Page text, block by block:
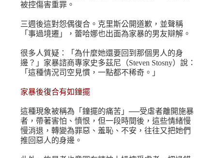
被控傷害重罪。
三週後這對怨偶復合。克里斯公開道歉，並聲稱
「事過境遷」，蕾哈娜也出面為家暴的男友辯解。
很多人質疑：「為什麼她還要回到那個男人的身
邊？」家暴諮商專家史多茲尼（Steven Stosny）說：
「這種情況司空見慣，一點都不稀奇。」
家暴後復合有如鐘擺
這種現象被稱為「鐘擺的痛苦」──受虐者離開施暴
者，帶著害怕、憤恨，但一段時間後，這些情緒慢
慢消退，轉變為罪惡、羞恥、不安，往往又把她們
推回惡人的身邊。